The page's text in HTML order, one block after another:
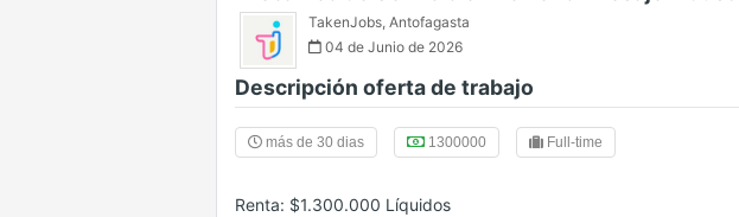
TakenJobs, Antofagasta
04 de Junio de 2026
Descripción oferta de trabajo
más de 30 dias 1300000 Full-time
Renta: $1.300.000 Líquidos